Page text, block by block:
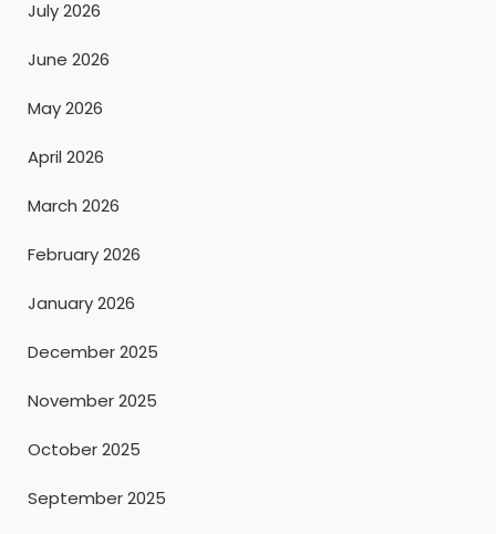
July 2026
June 2026
May 2026
April 2026
March 2026
February 2026
January 2026
December 2025
November 2025
October 2025
September 2025